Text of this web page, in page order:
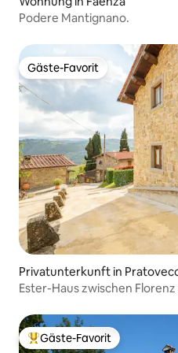
Podere Mantignano.
Gäste-Favorit
Gäste-Favorit
Privatunterkunft in
Ester-Haus zwischen
Beliebter Gäste-Favorit.
Gäste-Favorit